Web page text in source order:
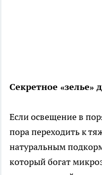
Секретное
Если освещение в
пора переходить к
натуральным
который богат